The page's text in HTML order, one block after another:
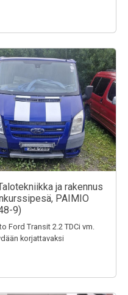
ja rakennus
PAIMIO
9)
Ford Transit 2.2 TDCi vm.
korjattavaksi